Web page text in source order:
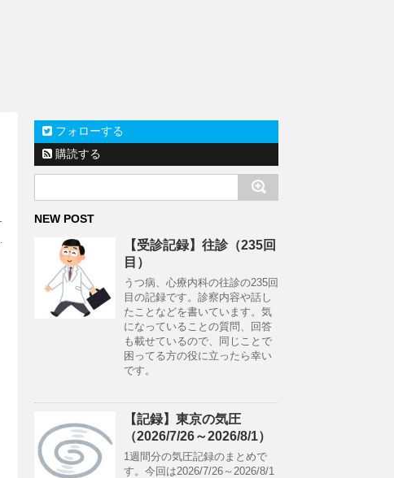
フォローする
購読する
NEW POST
【受診記録】往診（235回
目）
うつ病、心療内科の往診の235回
目の記録です。診察内容や話し
たことなどを書いています。気
になっていることの質問、回答
も載せているので、同じことで
困ってる方の役に立ったら幸い
です。
【記録】東京の気圧
（2026/7/26～2026/8/1）
1週間分の気圧記録のまとめで
す。今回は2026/7/26～2026/8/1